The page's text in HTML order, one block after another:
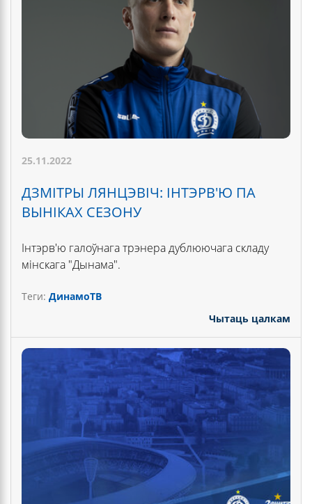
25.11.2022
ДЗМІТРЫ ЛЯНЦЭВІЧ: ІНТЭРВ'Ю ПА
ВЫНІКАХ СЕЗОНУ
Інтэрв'ю галоўнага трэнера дублюючага складу
мінскага "Дынама".
Теги: ДинамоТВ
Чытаць цалкам